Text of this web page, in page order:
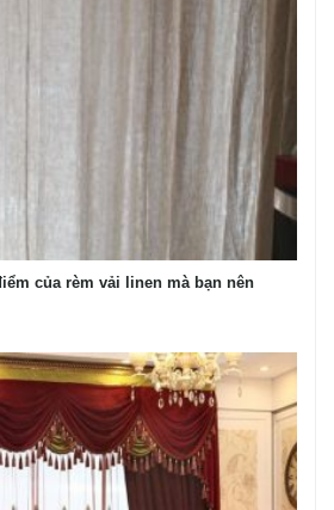
của rèm vải linen mà bạn nên